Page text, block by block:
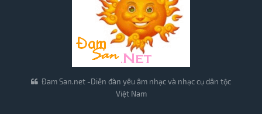
Đam San.net -Diễn đàn yêu âm nhạc và nhạc cụ dân tộc
Việt Nam